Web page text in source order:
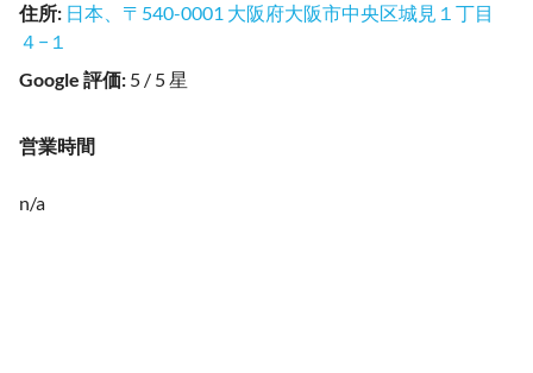
住所: 日本、〒540-0001 大阪府大阪市中央区城見１丁目
４−１
Google 評価: 5 / 5 星
営業時間
n/a